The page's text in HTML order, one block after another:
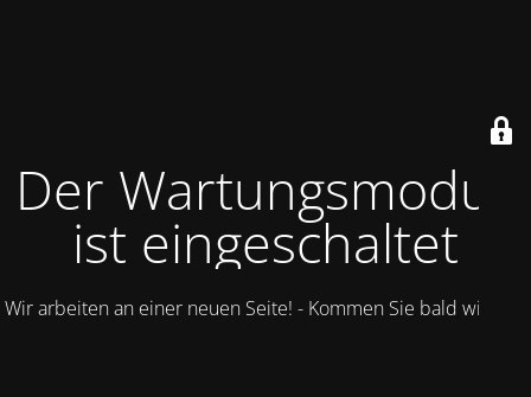
Der Wartungsmodus
ist eingeschaltet
Wir arbeiten an einer neuen Seite! - Kommen Sie bald wieder.